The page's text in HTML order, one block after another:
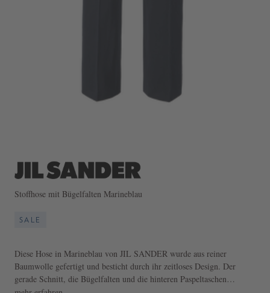
Stoffhose mit Bügelfalten Marineblau
SALE
Diese Hose in Marineblau von JIL SANDER wurde aus reiner
Baumwolle gefertigt und besticht durch ihr zeitloses Design. Der
gerade Schnitt, die Bügelfalten und die hinteren Paspeltaschen